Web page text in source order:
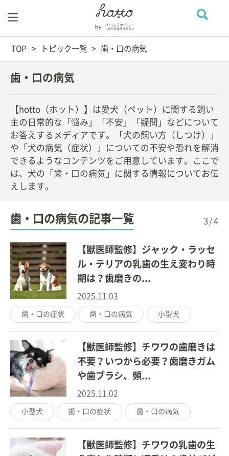
TOP トピック一覧 歯・口の病気
歯・口の病気
【hotto（ホット）】は愛犬（ペット）に関する飼い
主の日常的な「悩み」「不安」「疑問」などについて
お答えするメディアです。「犬の飼い方（しつけ）」
や「犬の病気（症状）」についての不安や恐れを解消
できるようなコンテンツをご用意しています。ここで
は、犬の「歯・口の病気」に関する情報についてお伝
えします。
歯・口の病気の記事一覧 3/4
【獣医師監修】ジャック・ラッセ
ル・テリアの乳歯の生え変わり時
期は？歯磨きの...
2025.11.03
歯・口の症状 歯・口の病気 小型犬
【獣医師監修】チワワの歯磨きは
不要？いつから必要？歯磨きガム
や歯ブラシ、頻...
2025.11.02
小型犬 歯・口の症状 歯・口の病気
【獣医師監修】チワワの乳歯の生